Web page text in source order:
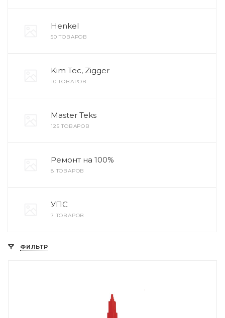
Henkel
50 ТОВАРОВ
Kim Tec, Zigger
10 ТОВАРОВ
Master Teks
125 ТОВАРОВ
Ремонт на 100%
8 ТОВАРОВ
УПС
7 ТОВАРОВ
ФИЛЬТР